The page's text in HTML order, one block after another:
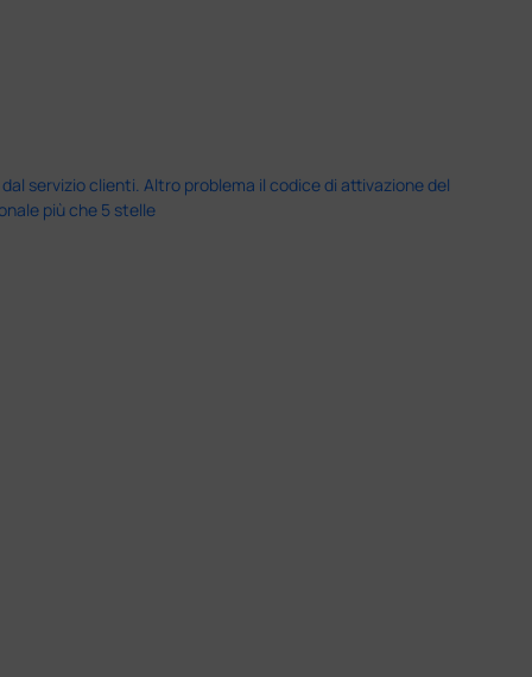
servizio clienti. Altro problema il codice di attivazione del
più che 5 stelle